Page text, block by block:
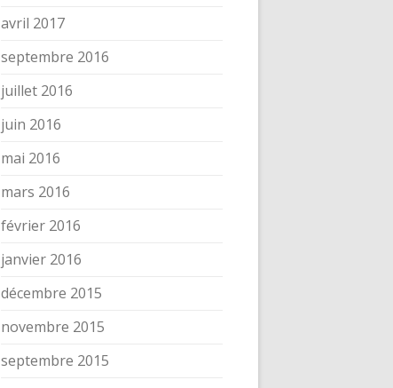
avril 2017
septembre 2016
juillet 2016
juin 2016
mai 2016
mars 2016
février 2016
janvier 2016
décembre 2015
novembre 2015
septembre 2015